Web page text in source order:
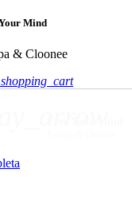
Mind
& Cloonee